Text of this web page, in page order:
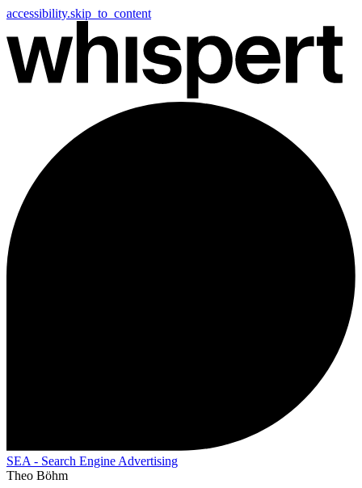
accessibility.skip_to_content
SEA - Search Engine Advertising
Theo Böhm